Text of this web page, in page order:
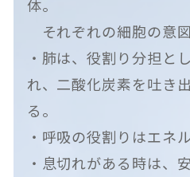
体。
それぞれの細胞の意図
・肺は、役割り分担と
れ、二酸化炭素を吐き
る。
・呼吸の役割りはエネ
・息切れがある時は、